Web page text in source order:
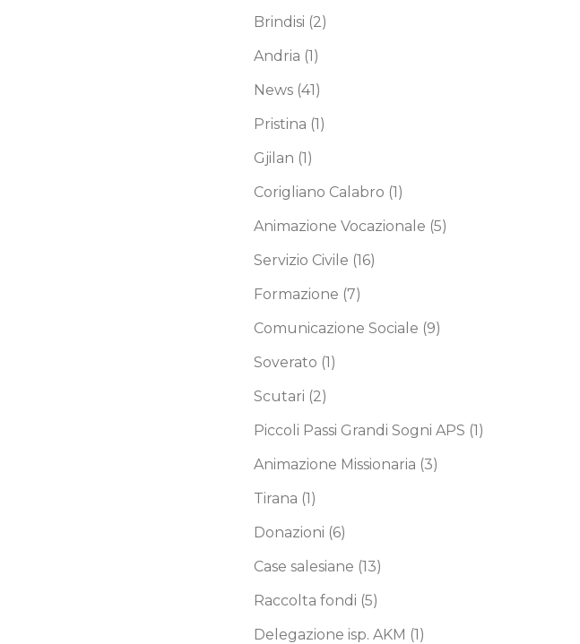
Brindisi (2)
Andria (1)
News (41)
Pristina (1)
Gjilan (1)
Corigliano Calabro (1)
Animazione Vocazionale (5)
Servizio Civile (16)
Formazione (7)
Comunicazione Sociale (9)
Soverato (1)
Scutari (2)
Piccoli Passi Grandi Sogni APS (1)
Animazione Missionaria (3)
Tirana (1)
Donazioni (6)
Case salesiane (13)
Raccolta fondi (5)
Delegazione isp. AKM (1)